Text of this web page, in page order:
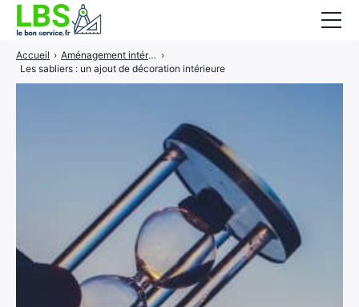
Accueil › Aménagement intérieur ›
Les sabliers : un ajout de décoration intérieure
Gros oeuvre